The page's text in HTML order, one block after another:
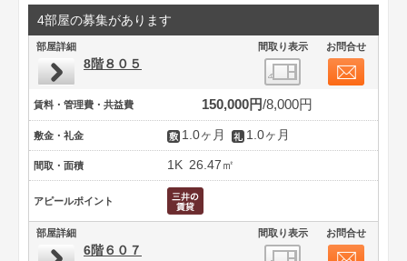
4部屋の募集があります
部屋詳細 間取り表示 お問合せ
8階８０５
賃料・管理費・共益費 150,000円 8,000円
敷金・礼金 1.0ヶ月 1.0ヶ月
間取・面積 1K 26.47㎡
アピールポイント
部屋詳細 間取り表示 お問合せ
6階６０７